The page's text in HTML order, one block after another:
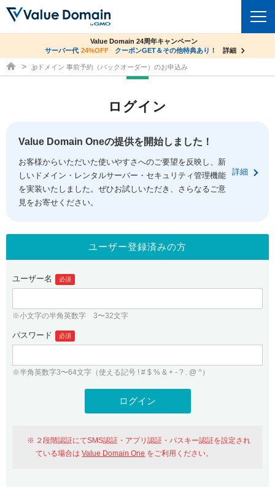
ドメイントップ
ドメイン移管
ドメイン価格一覧
ドメイン一括検索
.jpドメインオークション
gTLDオークション NEW!
.jpドメインバックオーダー
プレミアムドメイン
人気ドメインの種類
WHOIS検索
コアサーバー
バリューサーバー
XREA
セキュリティトップ
Value Domain ネットde診断
SSL証明書
サービストップ
お得意様割引
紹介制度
バリュードメインAPI
ドメイン・ホスティングOEM
facebook
ログイン
従来のバリュードメインをご利用希望の方
Value Domainにログイン
おすすめ One レンタルサーバーを含む最新の機能を使う方
ユーザー登録
co.jpドメイン✕コアサーバーV2ビジネス応援キャンペーン
サーバー料金1年間無料
詳細
Value Domain 24周年キャンペーン
サーバー代 24%OFF クーポンGET＆その他特典あり！ 詳細
ドメイン取得ならバリュードメイン
.jpドメイン 事前予約（バックオーダー）のお申込み
ログイン
Value Domain Oneの提供を開始しました！
お客様からいただいた使いやすさへのご要望を反映し、新
しいドメイン・レンタルサーバー・セキュリティ管理機能
を実装いたしました。ぜひお試しいただき、さらなるご意
見をお寄せください。
詳細
ユーザー登録済みの方
ユーザー名 必須
※小文字の半角英数字 3〜32文字
パスワード 必須
※半角英数字3〜64文字（使える記号 ! # $ % & + - ? . @ ^）
２段階認証にてSMS認証・アプリ認証・パスキー認証を設定され
ている場合はValue Domain One をご利用ください。